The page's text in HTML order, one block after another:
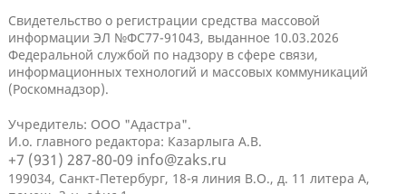
Свидетельство о регистрации средства массовой
информации ЭЛ №ФС77-91043, выданное 10.03.2026
Федеральной службой по надзору в сфере связи,
информационных технологий и массовых коммуникаций
(Роскомнадзор).
Учредитель: ООО "Адастра".
И.о. главного редактора: Казарлыга А.В.
+7 (931) 287-80-09 info@zaks.ru
199034, Санкт-Петербург, 18-я линия В.О., д. 11 литера А,